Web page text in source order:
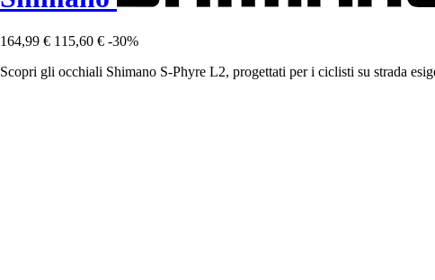
164,99 € 115,60 € -30%
Scopri gli occhiali Shimano S-Phyre L2, progettati per i ciclisti su strada